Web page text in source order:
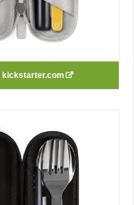
kickstarter.com